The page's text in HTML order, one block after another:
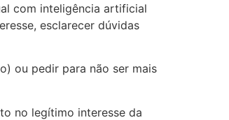
com inteligência artificial
esclarecer dúvidas
ou pedir para não ser mais
no legítimo interesse da